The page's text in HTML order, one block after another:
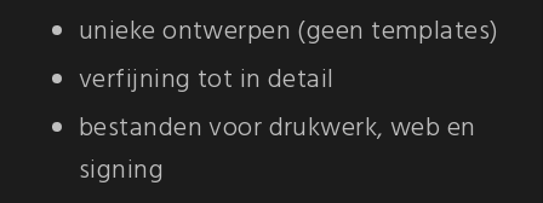
unieke ontwerpen (geen templates)
verfijning tot in detail
bestanden voor drukwerk, web en
signing